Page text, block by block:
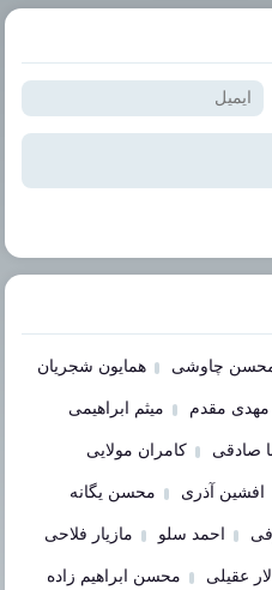
چاوشی همایون شجریان
مهدی مقدم میثم ابراهیمی
صادقی کامران مولایی
افشین آذری محسن یگانه
احمد سلو مازیار فلاحی
عقیلی محسن ابراهیم زاده